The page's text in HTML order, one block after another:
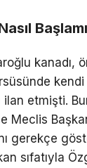
kanadı,
etmişti.
gerekçe
sıfatıyla